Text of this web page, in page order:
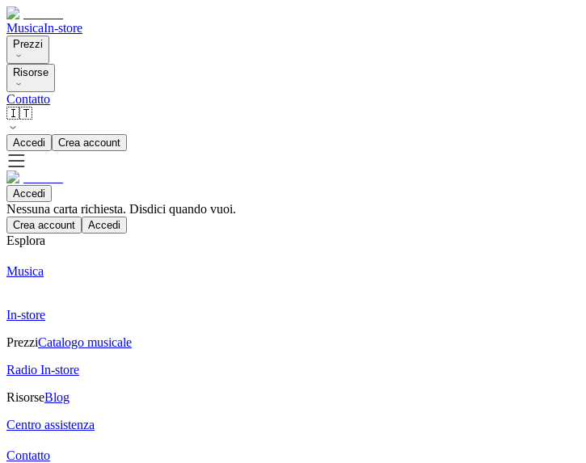
MusicaIn-store
Prezzi
Risorse
Contatto
🇮🇹
Accedi Crea account
Accedi
Nessuna carta richiesta. Disdici quando vuoi.
Crea account Accedi
Esplora
Musica
In-store
PrezziCatalogo musicale
Radio In-store
RisorseBlog
Centro assistenza
Contatto